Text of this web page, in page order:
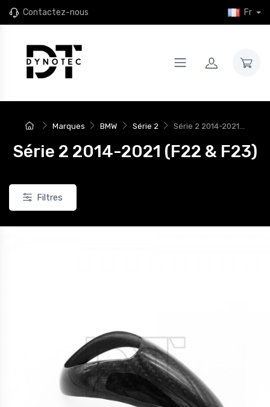
Contactez-nous Fr
Marques BMW Série 2 Série 2 2014-2021...
Série 2 2014-2021 (F22 & F23)
Filtres